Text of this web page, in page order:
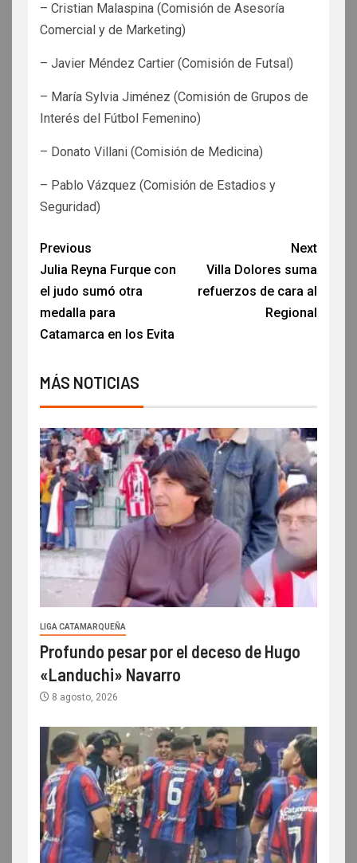
– Cristian Malaspina (Comisión de Asesoría
Comercial y de Marketing)
– Javier Méndez Cartier (Comisión de Futsal)
– María Sylvia Jiménez (Comisión de Grupos de
Interés del Fútbol Femenino)
– Donato Villani (Comisión de Medicina)
– Pablo Vázquez (Comisión de Estadios y
Seguridad)
Previous
Julia Reyna Furque con
el judo sumó otra
medalla para
Catamarca en los Evita
Next
Villa Dolores suma
refuerzos de cara al
Regional
MÁS NOTICIAS
LIGA CATAMARQUEÑA
Profundo pesar por el deceso de Hugo
«Landuchi» Navarro
8 agosto, 2026